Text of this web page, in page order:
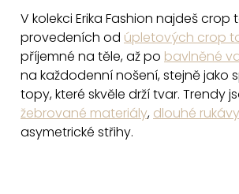
á
d
a
c
í
p
V kolekci Erika Fashion najdeš
provedeních od úpletových crop
příjemné na těle, až po bavlněné
na každodenní nošení, stejně jako
topy, které skvěle drží tvar. Trendy
žebrované materiály, dlouhé rukávy
asymetrické střihy.